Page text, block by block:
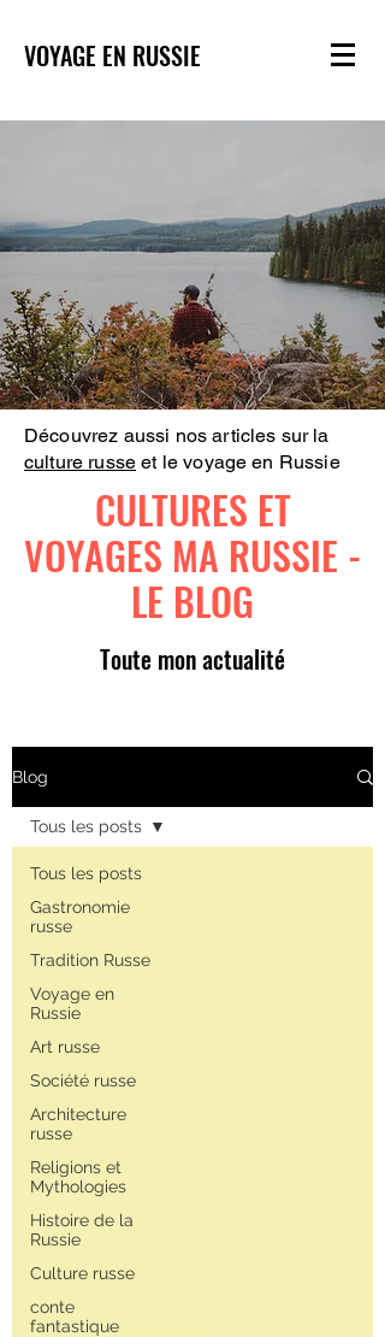
VOYAGE EN RUSSIE
Découvrez aussi nos articles sur la
culture russe et le voyage en Russie
CULTURES ET
VOYAGES MA RUSSIE -
LE BLOG
Toute mon actualité
Blog
Tous les posts
Gastronomie
russe
Tradition Russe
Voyage en
Russie
Art russe
Société russe
Architecture
russe
Religions et
Mythologies
Histoire de la
Russie
Culture russe
conte
fantastique
Tous les posts